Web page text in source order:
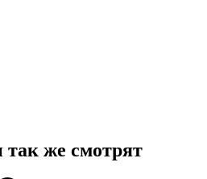
же смотрят